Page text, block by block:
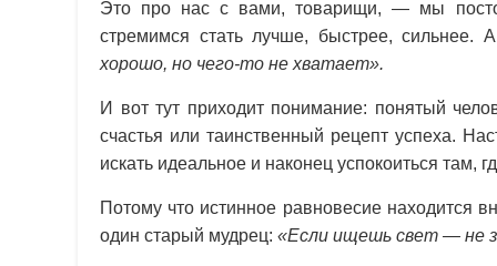
Это про нас с вами, товарищи, — мы
стремимся стать лучше, быстрее,
хорошо, но чего-то не хватает».
И вот тут приходит понимание: понятый
счастья или таинственный рецепт успеха.
искать идеальное и наконец успокоиться там,
Потому что истинное равновесие находится
один старый мудрец: «Если ищешь свет — не